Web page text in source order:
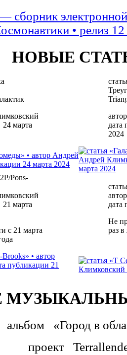
НОВЫЕ
24 марта
автор
дата
2024
Pons-
21 марта
с 21 марта
автор
дата
Не
раз
альбом
«Город в
проект